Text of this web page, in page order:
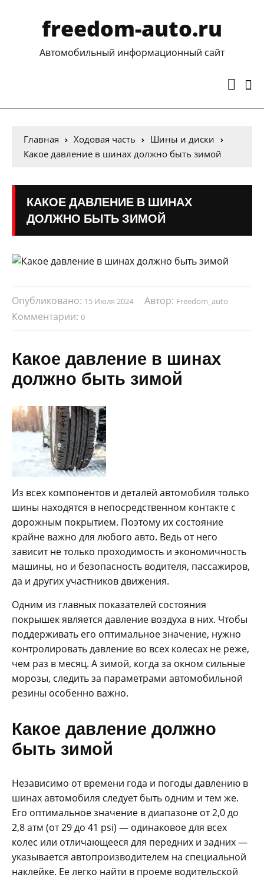
freedom-auto.ru
Автомобильный информационный сайт
Главная Ходовая часть
Шины и диски
Какое давление в шинах должно быть зимой
КАКОЕ ДАВЛЕНИЕ В ШИНАХ
ДОЛЖНО БЫТЬ ЗИМОЙ
Опубликовано: 15 Июля 2024 Автор: Freedom_auto
Комментарии: 0
Какое давление в шинах
должно быть зимой
Из всех компонентов и деталей автомобиля только
шины находятся в непосредственном контакте с
дорожным покрытием. Поэтому их состояние
крайне важно для любого авто. Ведь от него
зависит не только проходимость и экономичность
машины, но и безопасность водителя, пассажиров,
да и других участников движения.
Одним из главных показателей состояния
покрышек является давление воздуха в них. Чтобы
поддерживать его оптимальное значение, нужно
контролировать давление во всех колесах не реже,
чем раз в месяц. А зимой, когда за окном сильные
морозы, следить за параметрами автомобильной
резины особенно важно.
Какое давление должно
быть зимой
Независимо от времени года и погоды давлению в
шинах автомобиля следует быть одним и тем же.
Его оптимальное значение в диапазоне от 2,0 до
2,8 атм (от 29 до 41 psi) — одинаковое для всех
колес или отличающееся для передних и задних —
указывается автопроизводителем на специальной
наклейке. Ее легко найти в проеме водительской